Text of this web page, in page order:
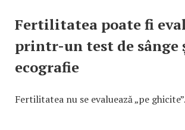
Fertilitatea poate fi
printr-un test de sânge
ecografie
Fertilitatea nu se evaluează „pe ghicite”.